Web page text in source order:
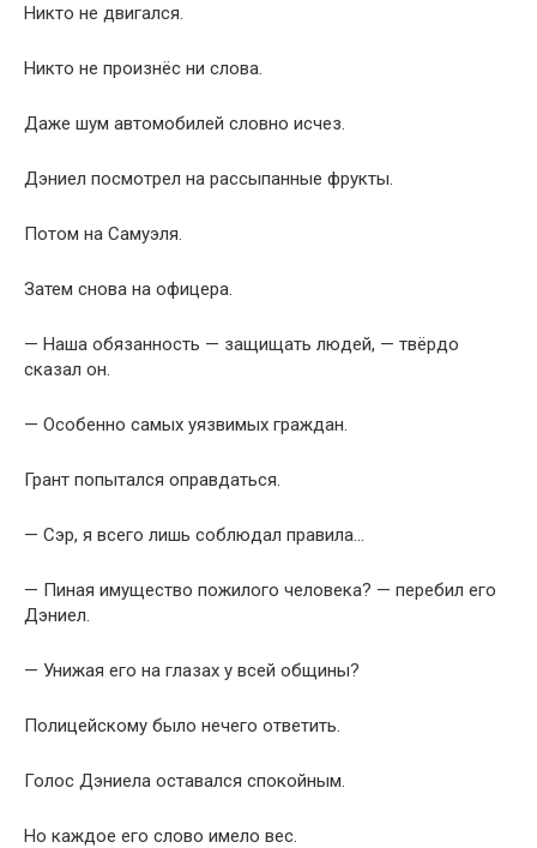
Никто не двигался.
Никто не произнёс ни слова.
Даже шум автомобилей словно исчез.
Дэниел посмотрел на рассыпанные фрукты.
Потом на Самуэля.
Затем снова на офицера.
— Наша обязанность — защищать людей, — твёрдо
сказал он.
— Особенно самых уязвимых граждан.
Грант попытался оправдаться.
— Сэр, я всего лишь соблюдал правила…
— Пиная имущество пожилого человека? — перебил его
Дэниел.
— Унижая его на глазах у всей общины?
Полицейскому было нечего ответить.
Голос Дэниела оставался спокойным.
Но каждое его слово имело вес.